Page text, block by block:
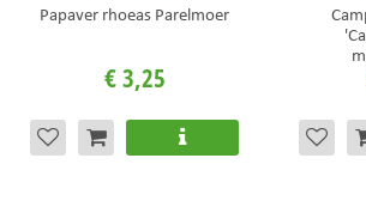
Papaver rhoeas Parelmoer
€3,25